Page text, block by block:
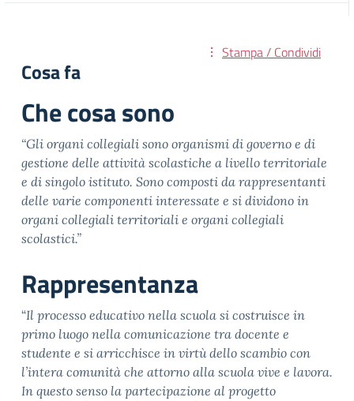
Stampa / Condividi
Cosa fa
Che cosa sono
“Gli organi collegiali sono organismi di governo e di
gestione delle attività scolastiche a livello territoriale
e di singolo istituto. Sono composti da rappresentanti
delle varie componenti interessate e si dividono in
organi collegiali territoriali e organi collegiali
scolastici.”
Rappresentanza
“Il processo educativo nella scuola si costruisce in
primo luogo nella comunicazione tra docente e
studente e si arricchisce in virtù dello scambio con
l’intera comunità che attorno alla scuola vive e lavora.
In questo senso la partecipazione al progetto